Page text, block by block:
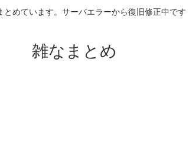
めています。サーバエラーから復旧修正中で
雑なまとめ